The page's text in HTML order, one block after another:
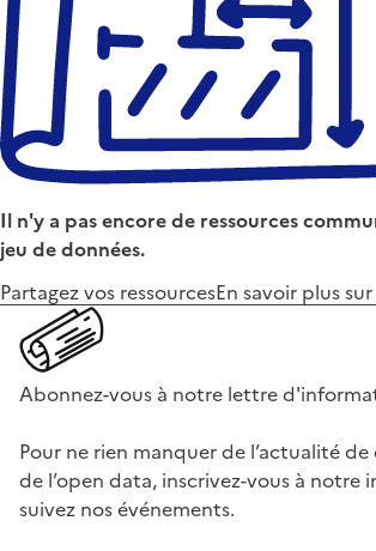
Il n'y a pas encore de ressources
jeu de données.
Partagez vos ressourcesEn savoir plus
Abonnez-vous à notre lettre
Pour ne rien manquer de l’actualité
de l’open data, inscrivez-vous à notre
suivez nos événements.